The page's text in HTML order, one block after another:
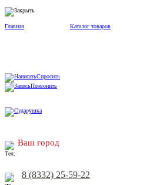
Главная Каталог товаров
Спросить
Позвонить
Ваш город
8 (8332) 25-59-22